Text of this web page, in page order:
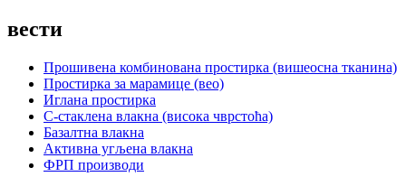
вести
Прошивена комбинована простирка (вишеосна тканина)
Простирка за марамице (вео)
Иглана простирка
С-стаклена влакна (висока чврстоћа)
Базалтна влакна
Активна угљена влакна
ФРП производи